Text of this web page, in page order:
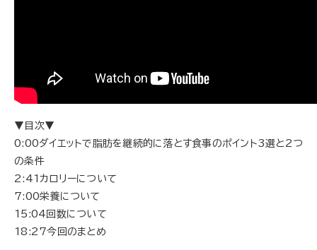
▼目次▼
0:00ダイエットで脂肪を継続的に落とす食事のポイント3選と2つ
の条件
2:41カロリーについて
7:00栄養について
15:04回数について
18:27今回のまとめ